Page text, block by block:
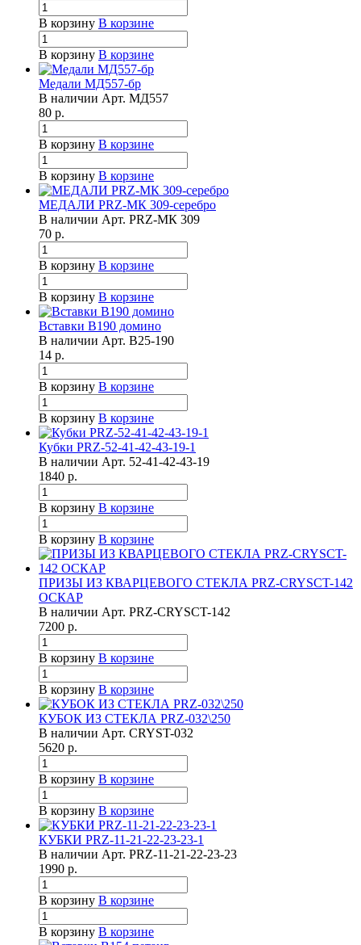
В корзину В корзине
В корзину В корзине
Медали МД557-бр
В наличии Арт. МД557
80 р.
В корзину В корзине
В корзину В корзине
МЕДАЛИ PRZ-МК 309-серебро
В наличии Арт. PRZ-МК 309
70 р.
В корзину В корзине
В корзину В корзине
Вставки B190 домино
В наличии Арт. B25-190
14 р.
В корзину В корзине
В корзину В корзине
Кубки PRZ-52-41-42-43-19-1
В наличии Арт. 52-41-42-43-19
1840 р.
В корзину В корзине
В корзину В корзине
ПРИЗЫ ИЗ КВАРЦЕВОГО СТЕКЛА PRZ-CRYSCT-142
ОСКАР
В наличии Арт. PRZ-CRYSCT-142
7200 р.
В корзину В корзине
В корзину В корзине
КУБОК ИЗ СТЕКЛА PRZ-032\250
В наличии Арт. CRYST-032
5620 р.
В корзину В корзине
В корзину В корзине
КУБКИ PRZ-11-21-22-23-23-1
В наличии Арт. PRZ-11-21-22-23-23
1990 р.
В корзину В корзине
В корзину В корзине